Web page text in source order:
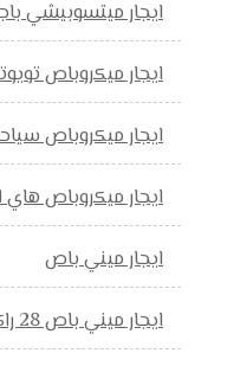
ايجار ميتسوبيشي
ايجار ميكروباص
ايجار ميكروباص
ايجار ميكروباص
ايجار ميني باص
ايجار ميني باص 28 راكب